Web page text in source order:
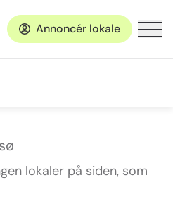
Annoncér lokale
lokaler på siden, som